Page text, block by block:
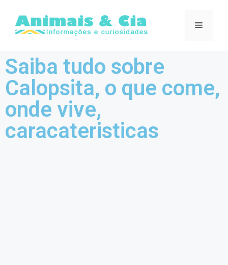
Saiba tudo sobre
Calopsita, o que come,
onde vive,
caracateristicas